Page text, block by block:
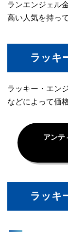
ランエンジェル
高い人気を持っ
ラッキ
ラッキー・エン
などによって価
アンテ
ラッキ